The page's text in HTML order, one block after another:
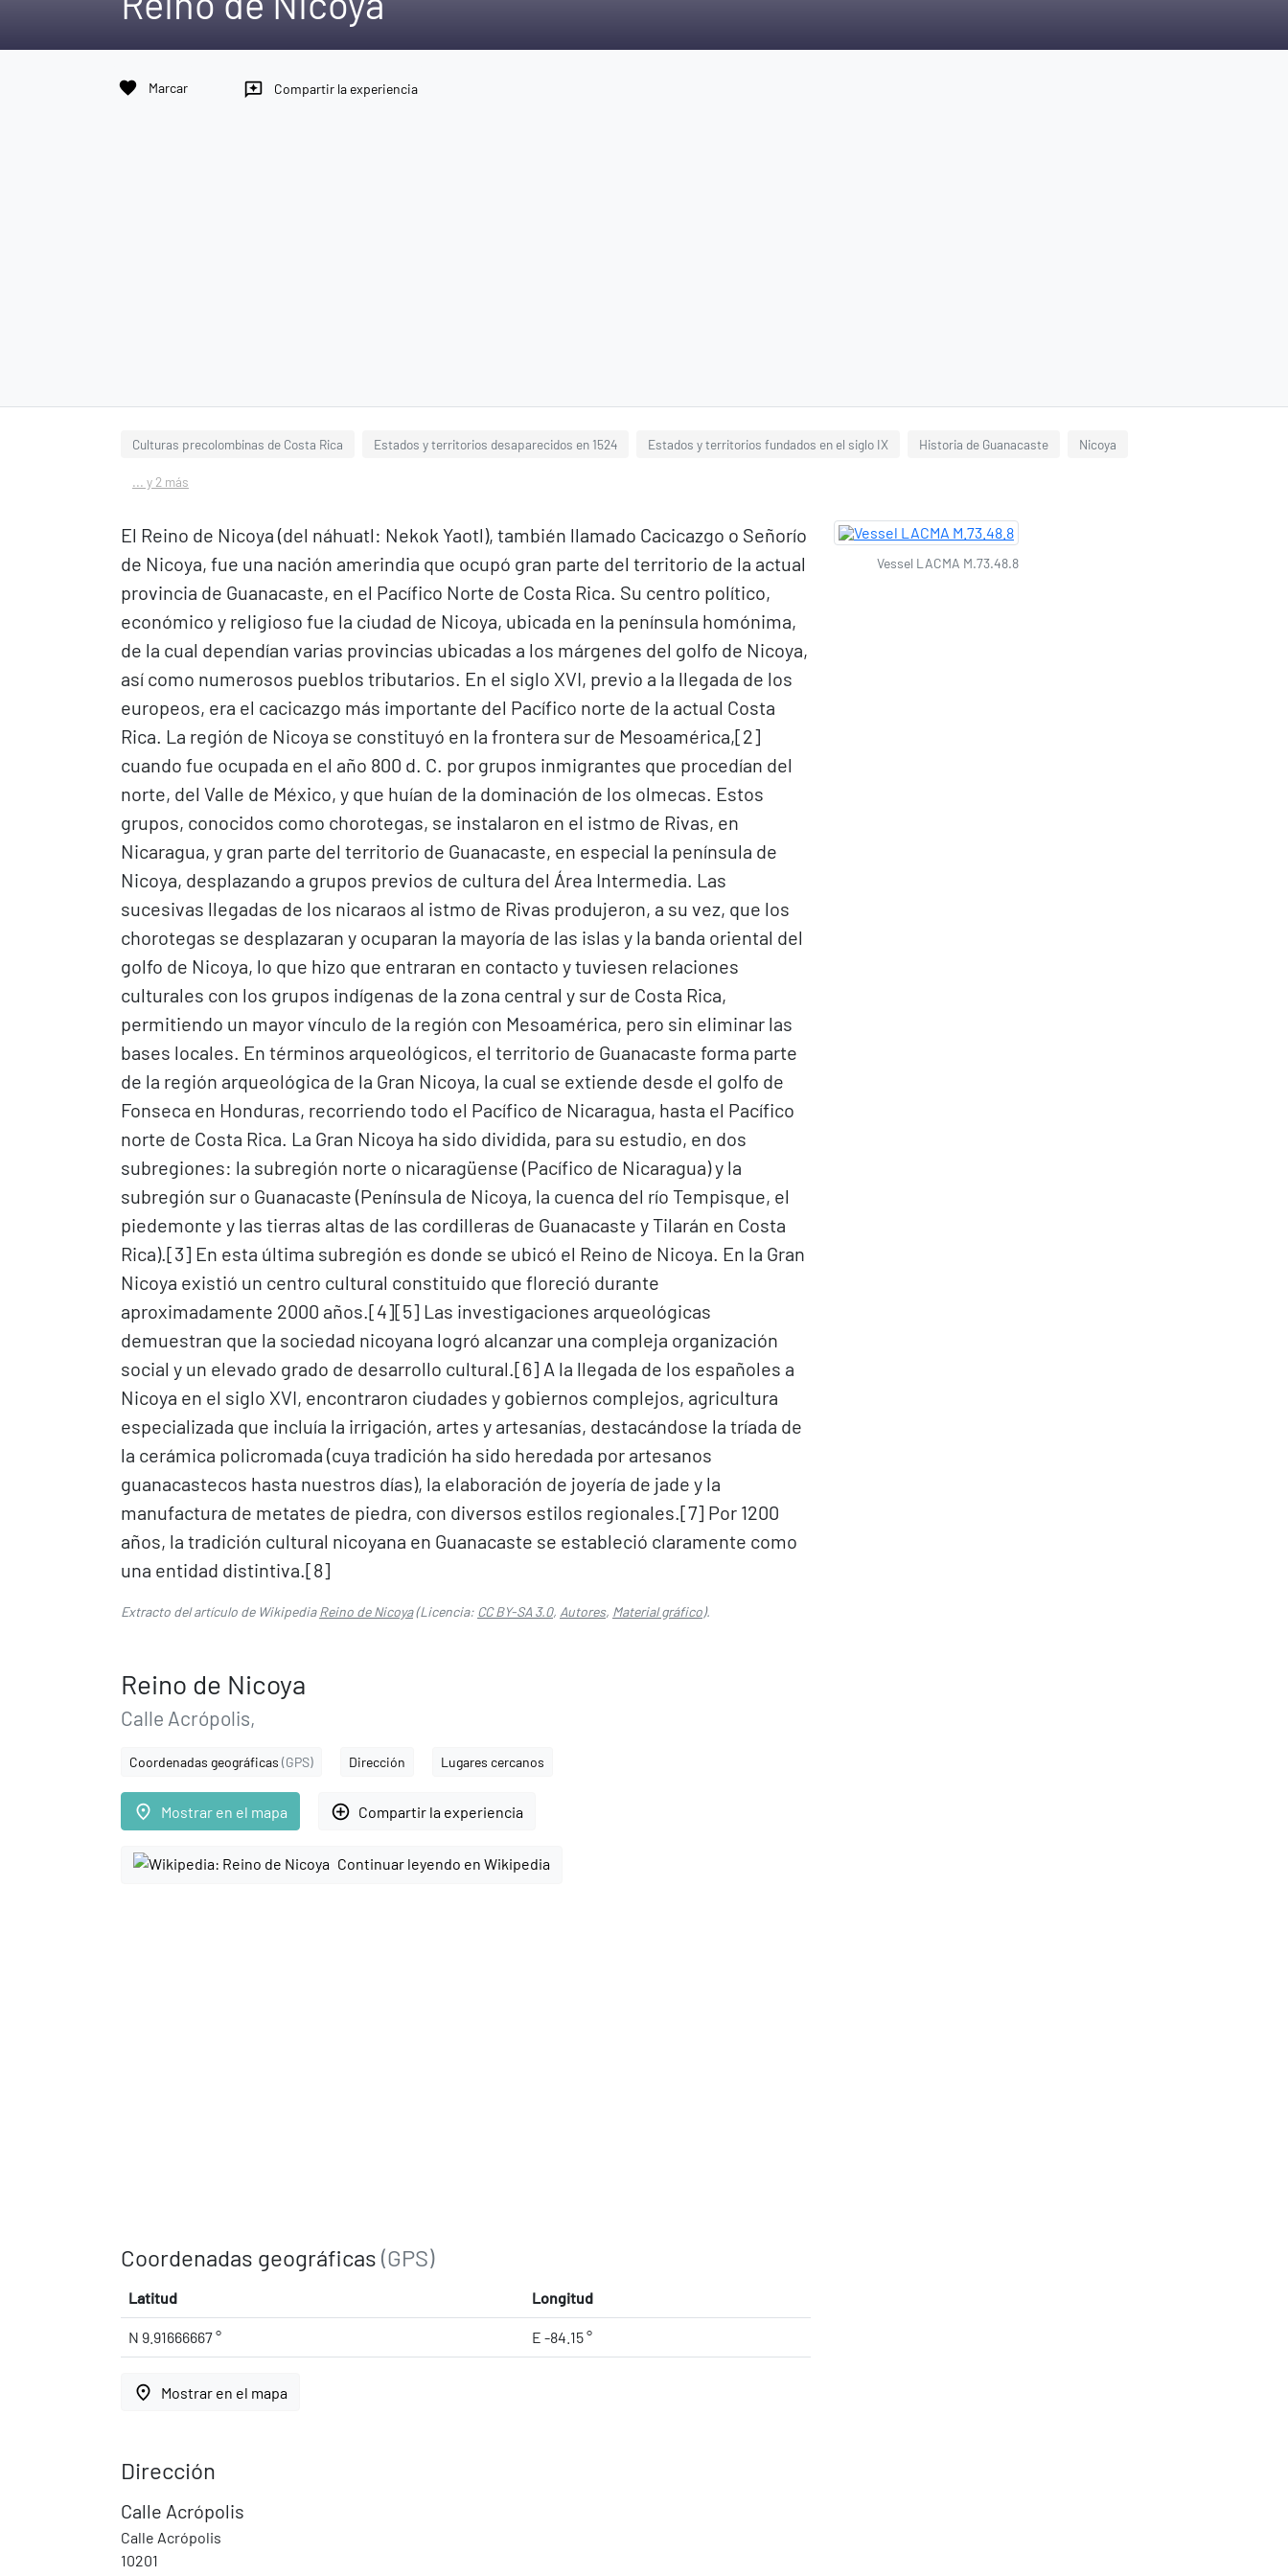
favorite Marcar reviews Compartir la experiencia
Culturas precolombinas de Costa Rica Estados y territorios desaparecidos en 1524 Estados y territorios fundados en el siglo IX Historia de Guanacaste Nicoya
... y 2 más
El Reino de Nicoya (del náhuatl: Nekok Yaotl), también llamado Cacicazgo o Señorío
de Nicoya, fue una nación amerindia que ocupó gran parte del territorio de la actual
provincia de Guanacaste, en el Pacífico Norte de Costa Rica. Su centro político,
económico y religioso fue la ciudad de Nicoya, ubicada en la península homónima,
de la cual dependían varias provincias ubicadas a los márgenes del golfo de Nicoya,
así como numerosos pueblos tributarios. En el siglo XVI, previo a la llegada de los
europeos, era el cacicazgo más importante del Pacífico norte de la actual Costa
Rica. La región de Nicoya se constituyó en la frontera sur de Mesoamérica,[2]​
cuando fue ocupada en el año 800 d. C. por grupos inmigrantes que procedían del
norte, del Valle de México, y que huían de la dominación de los olmecas. Estos
grupos, conocidos como chorotegas, se instalaron en el istmo de Rivas, en
Nicaragua, y gran parte del territorio de Guanacaste, en especial la península de
Nicoya, desplazando a grupos previos de cultura del Área Intermedia. Las
sucesivas llegadas de los nicaraos al istmo de Rivas produjeron, a su vez, que los
chorotegas se desplazaran y ocuparan la mayoría de las islas y la banda oriental del
golfo de Nicoya, lo que hizo que entraran en contacto y tuviesen relaciones
culturales con los grupos indígenas de la zona central y sur de Costa Rica,
permitiendo un mayor vínculo de la región con Mesoamérica, pero sin eliminar las
bases locales. En términos arqueológicos, el territorio de Guanacaste forma parte
de la región arqueológica de la Gran Nicoya, la cual se extiende desde el golfo de
Fonseca en Honduras, recorriendo todo el Pacífico de Nicaragua, hasta el Pacífico
norte de Costa Rica. La Gran Nicoya ha sido dividida, para su estudio, en dos
subregiones: la subregión norte o nicaragüense (Pacífico de Nicaragua) y la
subregión sur o Guanacaste (Península de Nicoya, la cuenca del río Tempisque, el
piedemonte y las tierras altas de las cordilleras de Guanacaste y Tilarán en Costa
Rica).[3]​ En esta última subregión es donde se ubicó el Reino de Nicoya. En la Gran
Nicoya existió un centro cultural constituido que floreció durante
aproximadamente 2000 años.[4]​[5]​ Las investigaciones arqueológicas
demuestran que la sociedad nicoyana logró alcanzar una compleja organización
social y un elevado grado de desarrollo cultural.[6]​ A la llegada de los españoles a
Nicoya en el siglo XVI, encontraron ciudades y gobiernos complejos, agricultura
especializada que incluía la irrigación, artes y artesanías, destacándose la tríada de
la cerámica policromada (cuya tradición ha sido heredada por artesanos
guanacastecos hasta nuestros días), la elaboración de joyería de jade y la
manufactura de metates de piedra, con diversos estilos regionales.[7]​ Por 1200
años, la tradición cultural nicoyana en Guanacaste se estableció claramente como
una entidad distintiva.[8]​
Extracto del artículo de WikipediaReino de Nicoya(Licencia: CC BY-SA 3.0, Autores, Material gráfico).
Reino de Nicoya
Calle Acrópolis,
Coordenadas geográficas (GPS) Dirección Lugares cercanos
place Mostrar en el mapa add_circle_outline Compartir la experiencia
Continuar leyendo en Wikipedia
Coordenadas geográficas (GPS)
Latitud Longitud
N 9.91666667 ° E -84.15 °
place Mostrar en el mapa
Dirección
Calle Acrópolis
Calle Acrópolis
10201
Vessel LACMA M.73.48.8